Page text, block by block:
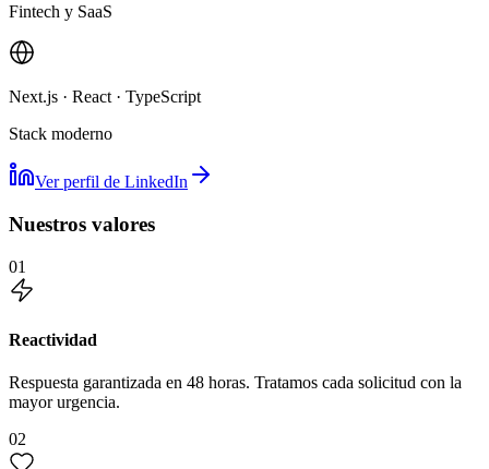
Fintech y SaaS
Next.js · React · TypeScript
Stack moderno
Ver perfil de LinkedIn
Nuestros valores
01
Reactividad
Respuesta garantizada en 48 horas. Tratamos cada solicitud con la
mayor urgencia.
02